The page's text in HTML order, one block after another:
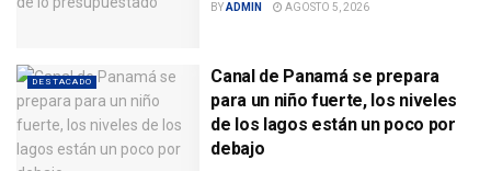
BYADMIN AGOSTO 5, 2026
DESTACADO
Canal de Panamá se prepara
para un niño fuerte, los niveles
de los lagos están un poco por
debajo